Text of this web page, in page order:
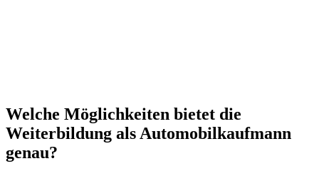
Welche Möglichkeiten bietet die
Weiterbildung als Automobilkaufmann
genau?